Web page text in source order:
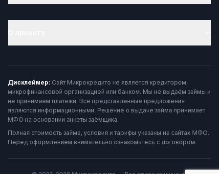
Дисклеймер: Сайт Микрокредито не является кредитором,
микрофинансовой организацией или банком. Мы не выдаём займы и
не принимаем платежи. Все представленные предложения
являются информационными. Решение о выдаче займа принимает
МФО на основании анкеты заёмщика.
Полная стоимость займа, условия и тарифы указаны на сайтах МФО.
Перед оформлением внимательно ознакомьтесь с договором.